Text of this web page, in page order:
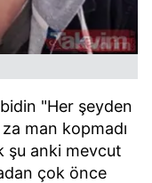
"Her şeyden
man kopmadı
şu anki mevcut
çok önce